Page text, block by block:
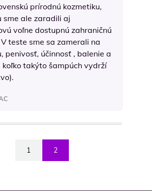
prírodnú kozmetiku,
sme ale zaradili aj
voľne dostupnú zahraničnú
teste sme sa zamerali na
penivosť, účinnosť , balenie a
koľko takýto šampúch vydrží
1 2